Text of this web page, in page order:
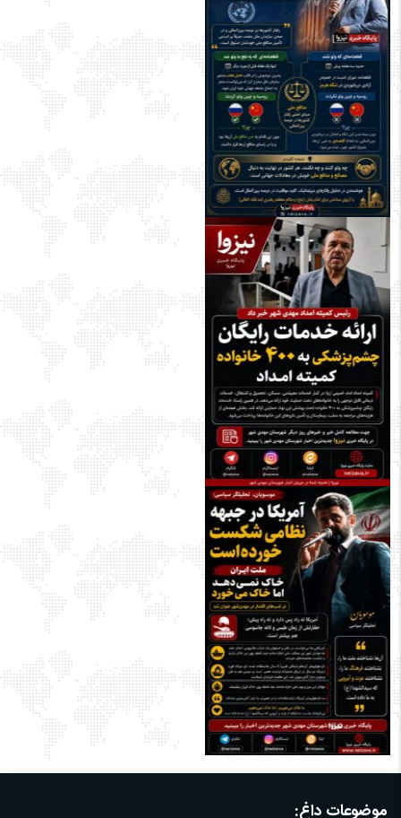
موضوعات داغ: